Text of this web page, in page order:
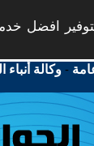
افضل
-وكالة أنباء